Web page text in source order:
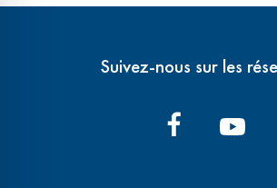
Suivez-nous sur les